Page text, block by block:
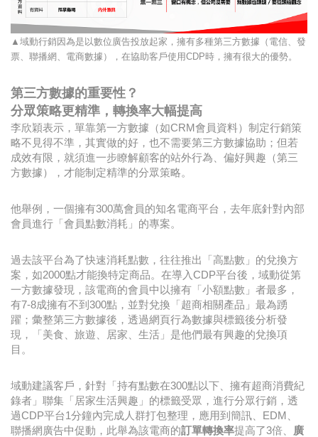
▲域動行銷因為是以數位廣告投放起家，擁有多種第三方數據（電信、發
票、聯播網、電商數據），在協助客戶使用CDP時，擁有很大的優勢。
第三方數據的重要性？
分眾策略更精準，轉換率大幅提高
李欣穎表示，單靠第一方數據（如CRM會員資料）制定行銷策
略不見得不準，其實做的好，也不需要第三方數據協助；但若
成效有限，就須進一步瞭解顧客的站外行為、偏好興趣（第三
方數據），才能制定精準的分眾策略。
他舉例，一個擁有300萬會員的知名電商平台，去年底針對內部
會員進行「會員點數消耗」的專案。
過去該平台為了快速消耗點數，往往推出「高點數」的兌換方
案，如2000點才能換特定商品。在導入CDP平台後，域動從第
一方數據發現，該電商的會員中以擁有「小額點數」者最多，
有7-8成擁有不到300點，並對兌換「超商相關產品」最為踴
躍；彙整第三方數據後，透過網頁行為數據與標籤後分析發
現，「美食、旅遊、居家、生活」是他們最有興趣的兌換項
目。
域動建議客戶，針對「持有點數在300點以下、擁有超商消費紀
錄者」聯集「居家生活興趣」的標籤受眾，進行分眾行銷，透
過CDP平台1分鐘內完成人群打包整理，應用到簡訊、EDM、
聯播網廣告中促動，此舉為該電商的訂單轉換率提高了3倍、
廣